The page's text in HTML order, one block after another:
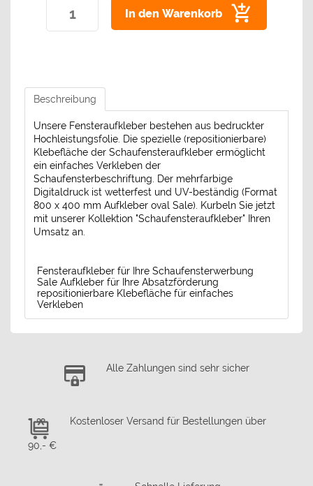
In den Warenkorb
Beschreibung
Unsere Fensteraufkleber bestehen aus bedruckter
Hochleistungsfolie. Die spezielle (repositionierbare)
Klebefläche der Schaufensteraufkleber ermöglicht
ein einfaches Verkleben der
Schaufensterbeschriftung. Der mehrfarbige
Digitaldruck ist wetterfest und UV-beständig (Format
800 x 400 mm Aufkleber oval Sale). Kurbeln Sie jetzt
mit unserer Kollektion "Schaufensteraufkleber" Ihren
Umsatz an.
Fensteraufkleber für Ihre Schaufensterwerbung
Sale Aufkleber für Ihre Absatzförderung
repositionierbare Klebefläche für einfaches
Verkleben
Alle Zahlungen sind sehr sicher
Kostenloser Versand für Bestellungen über
90,- €